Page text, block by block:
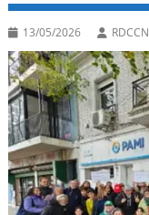
13/05/2026 RDCCN